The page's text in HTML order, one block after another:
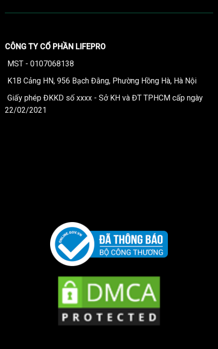
CÔNG TY CỔ PHẦN LIFEPRO
MST - 0107068138
K1B Cảng HN, 956 Bạch Đằng, Phường Hồng Hà, Hà Nội
Giấy phép ĐKKD số xxxx - Sở KH và ĐT TPHCM cấp ngày
22/02/2021